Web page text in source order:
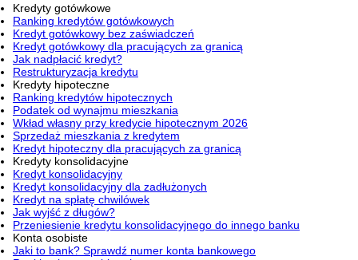
Kredyty gotówkowe
Ranking kredytów gotówkowych
Kredyt gotówkowy bez zaświadczeń
Kredyt gotówkowy dla pracujących za granicą
Jak nadpłacić kredyt?
Restrukturyzacja kredytu
Kredyty hipoteczne
Ranking kredytów hipotecznych
Podatek od wynajmu mieszkania
Wkład własny przy kredycie hipotecznym 2026
Sprzedaż mieszkania z kredytem
Kredyt hipoteczny dla pracujących za granicą
Kredyty konsolidacyjne
Kredyt konsolidacyjny
Kredyt konsolidacyjny dla zadłużonych
Kredyt na spłatę chwilówek
Jak wyjść z długów?
Przeniesienie kredytu konsolidacyjnego do innego banku
Konta osobiste
Jaki to bank? Sprawdź numer konta bankowego